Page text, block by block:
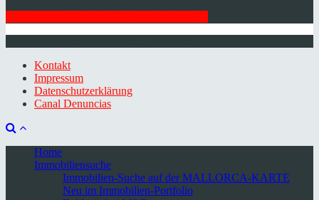
Kontakt
Impressum
Datenschutzerklärung
Canal Denuncias
Home
Immobiliensuche
Immobilien-Suche auf der MALLORCA-KARTE
Neu im Immobilien-Portfolio